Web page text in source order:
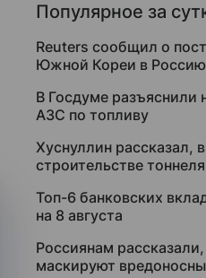
Популярное за
Reuters сообщил о
Южной Кореи в Россию
В Госдуме разъяснили
АЗС по топливу
Хуснуллин рассказал,
строительстве
Топ-6 банковских
на 8 августа
Россиянам
маскируют